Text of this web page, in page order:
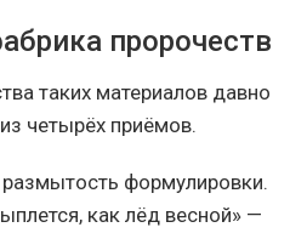
пророчеств
таких материалов давно
четырёх приёмов.
формулировки.
как лёд весной» —